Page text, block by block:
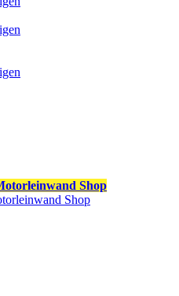
Shop
Shop